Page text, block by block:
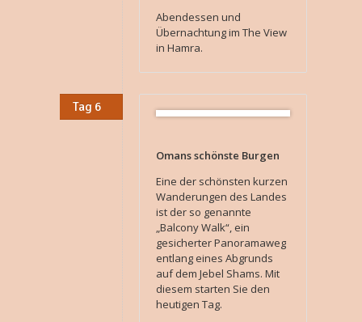
Abendessen und
Übernachtung im The View
in Hamra.
Tag 6
Omans schönste Burgen
Eine der schönsten kurzen
Wanderungen des Landes
ist der so genannte
„Balcony Walk“, ein
gesicherter Panoramaweg
entlang eines Abgrunds
auf dem Jebel Shams. Mit
diesem starten Sie den
heutigen Tag.